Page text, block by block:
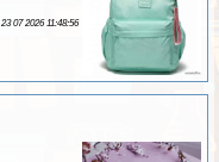
23 07 2026 11:48:56